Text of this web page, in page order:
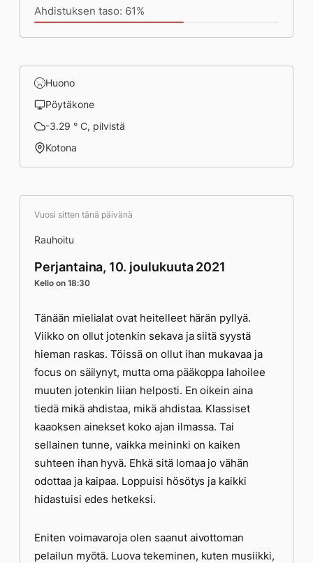
Ahdistuksen taso: 61%
Huono
Pöytäkone
-3.29 ° C, pilvistä
Kotona
Vuosi sitten tänä päivänä
Rauhoitu
Perjantaina, 10. joulukuuta 2021
Kello on 18:30
Tänään mielialat ovat heitelleet härän pyllyä.
Viikko on ollut jotenkin sekava ja siitä syystä
hieman raskas. Töissä on ollut ihan mukavaa ja
focus on säilynyt, mutta oma pääkoppa lahoilee
muuten jotenkin liian helposti. En oikein aina
tiedä mikä ahdistaa, mikä ahdistaa. Klassiset
kaaoksen ainekset koko ajan ilmassa. Tai
sellainen tunne, vaikka meininki on kaiken
suhteen ihan hyvä. Ehkä sitä lomaa jo vähän
odottaa ja kaipaa. Loppuisi hösötys ja kaikki
hidastuisi edes hetkeksi.
Eniten voimavaroja olen saanut aivottoman
pelailun myötä. Luova tekeminen, kuten musiikki,